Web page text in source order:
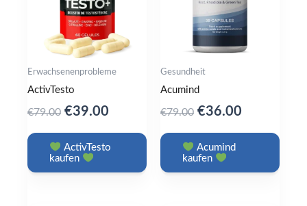
Erwachsenenprobleme
ActivTesto
€79.00 Original
was:
€79.00.
€39.00
is:
€39.00.
ActivTesto
kaufen
Gesundheit
Acumind
€79.00 Original
was:
€79.00.
€36.00
€36.00.
Acumind
kaufen